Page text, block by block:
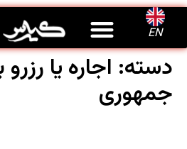
EN
دسته: اجاره یا
جمهوری